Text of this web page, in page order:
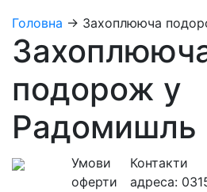
Головна → Захоплююча
подорож у
Радомишль
Умови
оферти
Контакти
адреса: